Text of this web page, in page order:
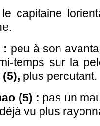
le capitaine
: peu à son
temps sur la
plus percutant.
(5) : pas un
vu plus